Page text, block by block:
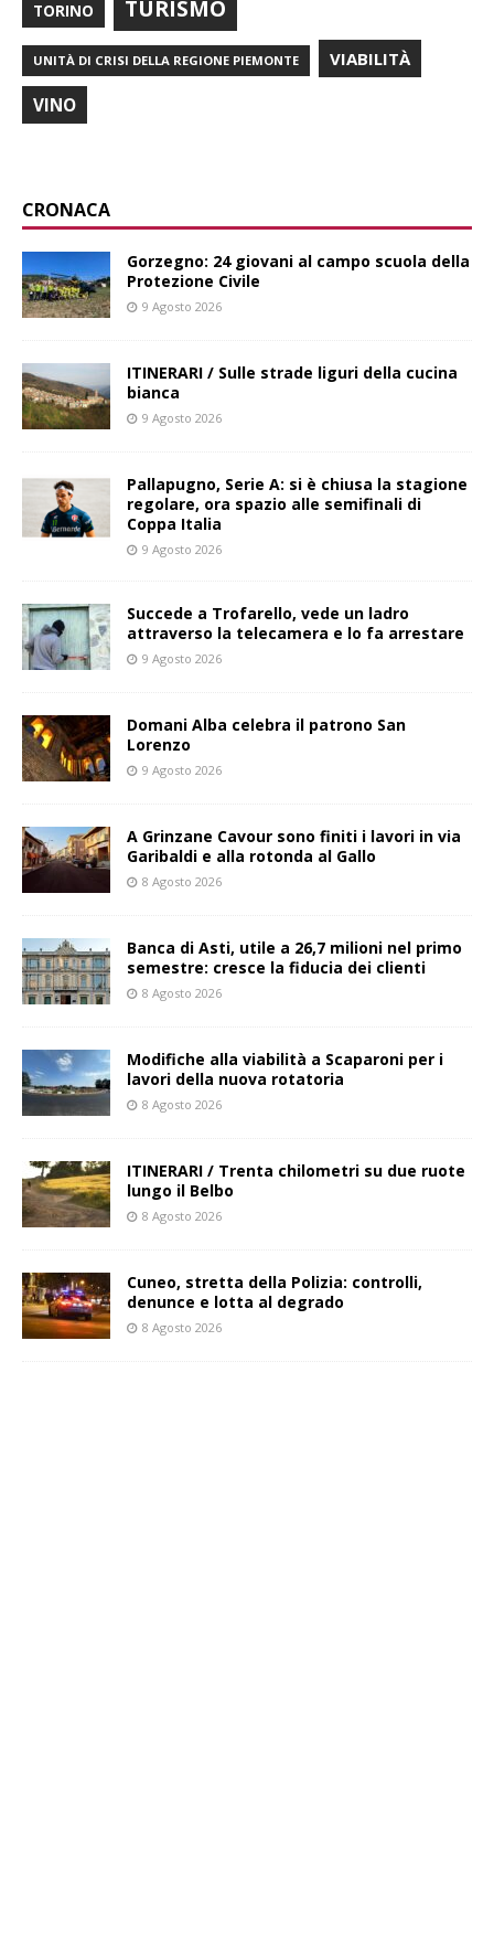
TORINO TURISMO
UNITÀ DI CRISI DELLA REGIONE PIEMONTE VIABILITÀ
VINO
CRONACA
Gorzegno: 24 giovani al campo scuola della
Protezione Civile
9 Agosto 2026
ITINERARI / Sulle strade liguri della cucina
bianca
9 Agosto 2026
Pallapugno, Serie A: si è chiusa la stagione
regolare, ora spazio alle semifinali di
Coppa Italia
9 Agosto 2026
Succede a Trofarello, vede un ladro
attraverso la telecamera e lo fa arrestare
9 Agosto 2026
Domani Alba celebra il patrono San
Lorenzo
9 Agosto 2026
A Grinzane Cavour sono finiti i lavori in via
Garibaldi e alla rotonda al Gallo
8 Agosto 2026
Banca di Asti, utile a 26,7 milioni nel primo
semestre: cresce la fiducia dei clienti
8 Agosto 2026
Modifiche alla viabilità a Scaparoni per i
lavori della nuova rotatoria
8 Agosto 2026
ITINERARI / Trenta chilometri su due ruote
lungo il Belbo
8 Agosto 2026
Cuneo, stretta della Polizia: controlli,
denunce e lotta al degrado
8 Agosto 2026